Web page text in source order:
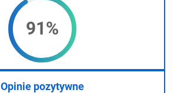
91%
Opinie pozytywne